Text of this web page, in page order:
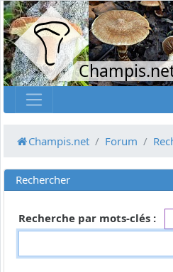
Champis.net Forum
Rechercher
Recherche par mots-clés :